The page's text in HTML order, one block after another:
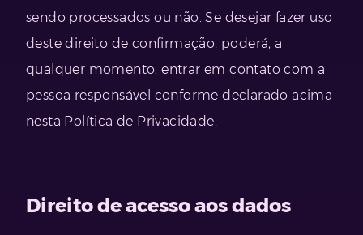
sendo processados ​​ou não. Se desejar fazer uso
deste direito de confirmação, poderá, a
qualquer momento, entrar em contato com a
pessoa responsável conforme declarado acima
nesta Política de Privacidade.
Direito de acesso aos dados